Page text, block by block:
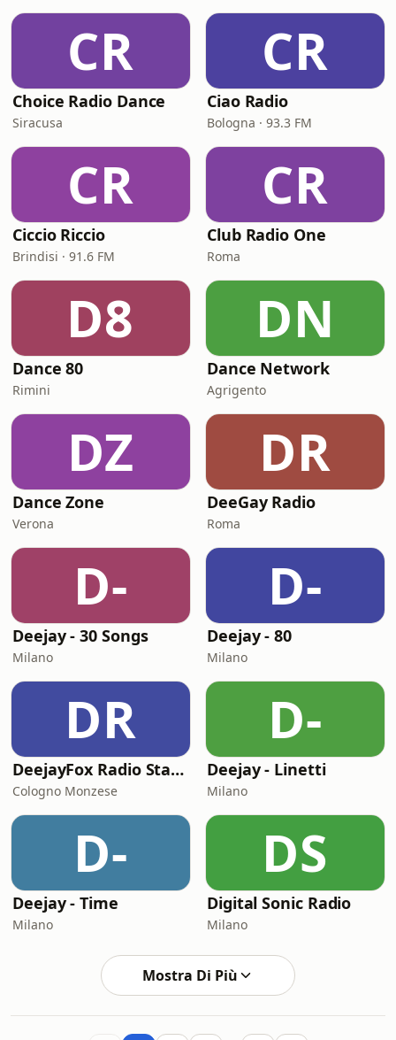
CR
Choice Radio Dance
Siracusa
CR
Ciao Radio
Bologna · 93.3 FM
CR
Ciccio Riccio
Brindisi · 91.6 FM
CR
Club Radio One
Roma
D8
Dance 80
Rimini
DN
Dance Network
Agrigento
DZ
Dance Zone
Verona
DR
DeeGay Radio
Roma
D-
Deejay - 30 Songs
Milano
D-
Deejay - 80
Milano
DR
DeejayFox Radio Station 2
Cologno Monzese
D-
Deejay - Linetti
Milano
D-
Deejay - Time
Milano
DS
Digital Sonic Radio
Milano
Mostra Di Più